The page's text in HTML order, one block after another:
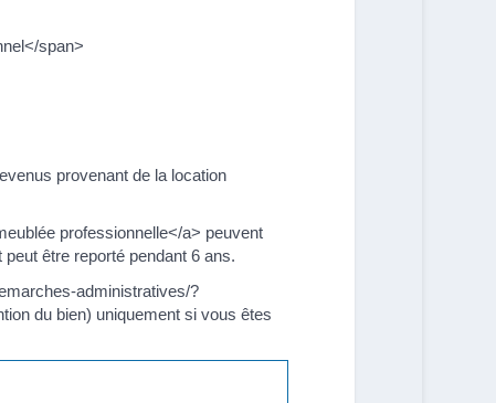
span>
provenant de la location
professionnelle</a> peuvent
être reporté pendant 6 ans.
administratives/?
du bien) uniquement si vous êtes